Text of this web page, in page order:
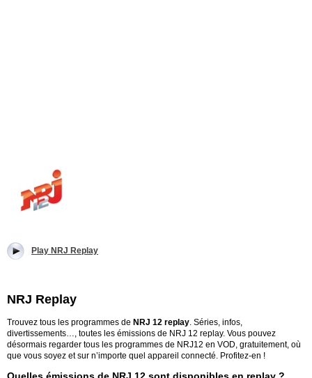
Play NRJ Replay
NRJ Replay
Trouvez tous les programmes de NRJ 12 replay. Séries, infos,
divertissements…, toutes les émissions de NRJ 12 replay. Vous pouvez
désormais regarder tous les programmes de NRJ12 en VOD, gratuitement, où
que vous soyez et sur n’importe quel appareil connecté. Profitez-en !